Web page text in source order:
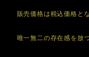
販売価格は税込価格と
唯一無二の存在感を放